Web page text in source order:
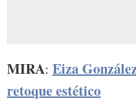
MIRA: Eiza
retoque estético